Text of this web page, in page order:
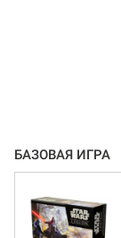
БАЗОВАЯ ИГРА